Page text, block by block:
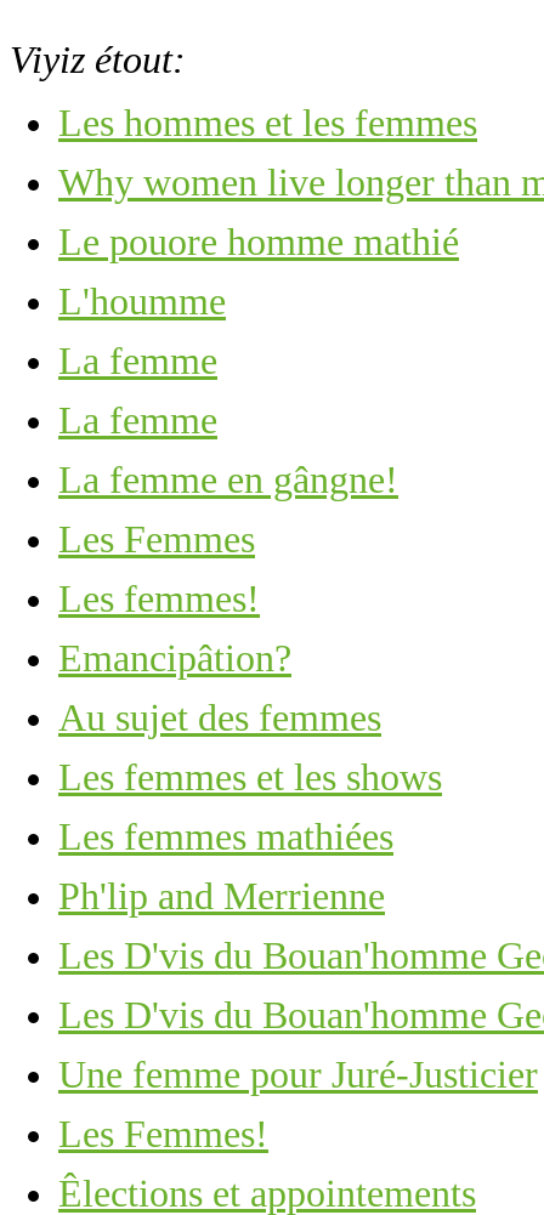
Viyiz étout:
Les hommes et les femmes
Why women live longer than
Le pouore homme mathié
L'houmme
La femme
La femme
La femme en gângne!
Les Femmes
Les femmes!
Emancipâtion?
Au sujet des femmes
Les femmes et les shows
Les femmes mathiées
Ph'lip and Merrienne
Les D'vis du Bouan'homme
Les D'vis du Bouan'homme
Une femme pour Juré-Justicier
Les Femmes!
Êlections et appointements